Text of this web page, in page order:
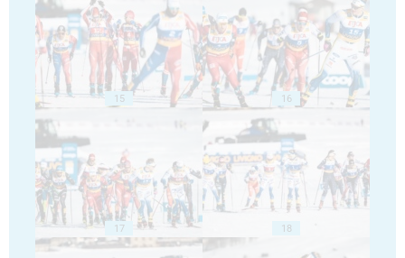
15 16
17 18